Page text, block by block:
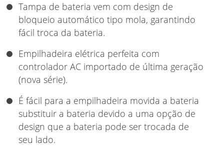
Tampa de bateria vem com design de
bloqueio automático tipo mola, garantindo
fácil troca da bateria.
Empilhadeira elétrica perfeita com
controlador AC importado de última geração
(nova série).
É fácil para a empilhadeira movida a bateria
substituir a bateria devido a uma opção de
design que a bateria pode ser trocada de
seu lado.